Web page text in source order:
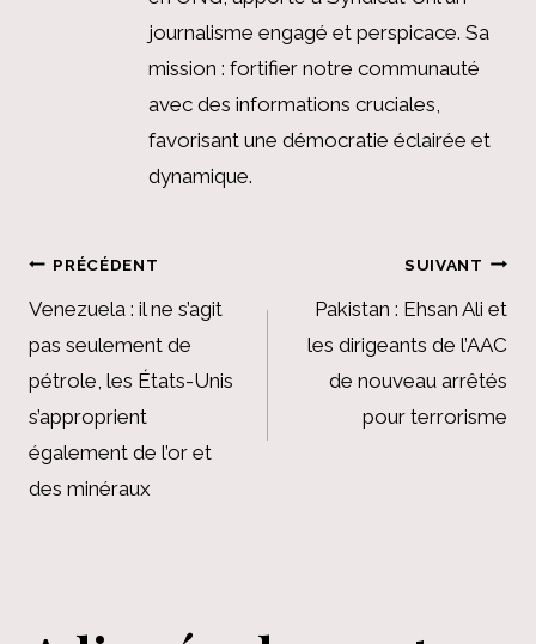
journalisme engagé et perspicace. Sa
mission : fortifier notre communauté
avec des informations cruciales,
favorisant une démocratie éclairée et
dynamique.
Navigation
de
l’article
PRÉCÉDENT
Venezuela : il ne s’agit
pas seulement de
pétrole, les États-Unis
s’approprient
également de l’or et
des minéraux
SUIVANT
Pakistan : Ehsan Ali et
les dirigeants de l’AAC
de nouveau arrêtés
pour terrorisme